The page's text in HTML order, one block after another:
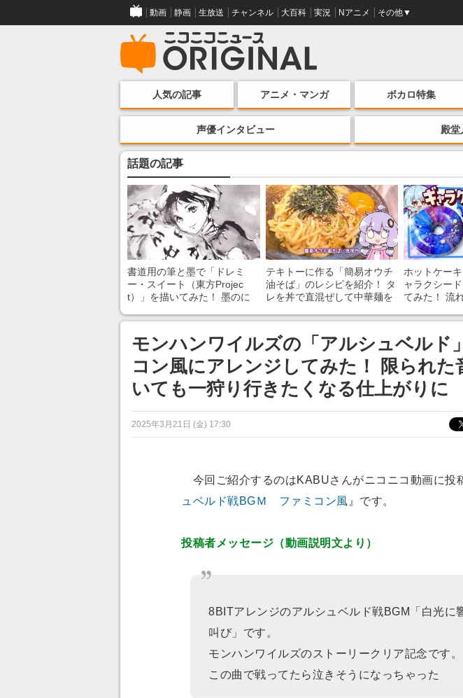
動画 静画 生放送 チャンネル 大百科 実況 Nアニメ その他▼
人気の記事 アニメ・マンガ ボカロ特集
声優インタビュー 殿堂
話題の記事
書道用の筆と墨で「ドレミ
ー・スイート（東方Projec
t）」を描いてみた！ 墨のに
目が釘づけ
テキトーに作る「簡易オウチ
油そば」のレシピを紹介！ タ
レを丼で直混ぜして中華麺を
のに超うまそう
ホットケー
ャラクシー
てみた！ 流
モンハンワイルズの「アルシュベルド
コン風にアレンジしてみた！ 限られた
いても一狩り行きたくなる仕上がりに
2025年3月21日 (金) 17:30
今回ご紹介するのはKABUさんがニコニコ動画に投
ュベルド戦BGＭ ファミコン風 』です。
投稿者メッセージ（動画説明文より）
8BITアレンジのアルシュベルド戦BGM「白光に
叫び」です。
モンハンワイルズのストーリークリア記念です。
この曲で戦ってたら泣きそうになっちゃった